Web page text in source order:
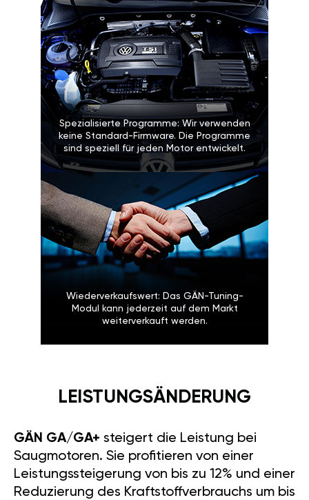
Spezialisierte Programme: Wir verwenden
keine Standard-Firmware. Die Programme
sind speziell für jeden Motor entwickelt.
Wiederverkaufswert: Das GÄN-Tuning-
Modul kann jederzeit auf dem Markt
weiterverkauft werden.
LEISTUNGSÄNDERUNG
GÄN GA/GA+ steigert die Leistung bei
Saugmotoren. Sie profitieren von einer
Leistungssteigerung von bis zu 12% und einer
Reduzierung des Kraftstoffverbrauchs um bis